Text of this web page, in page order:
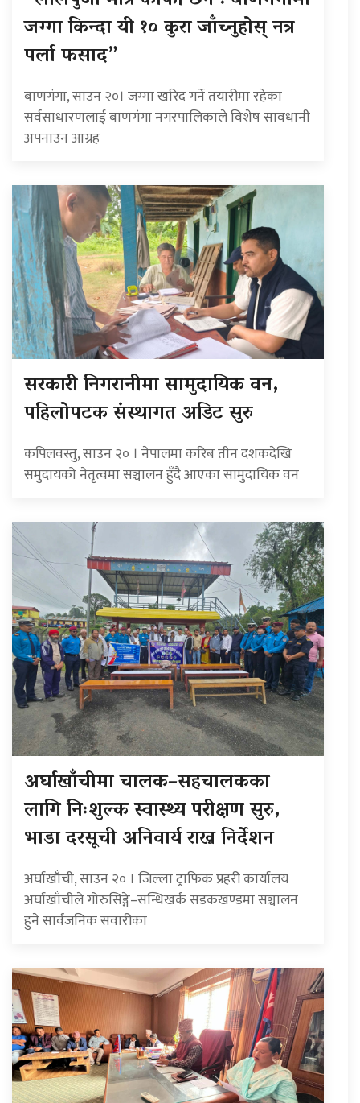
जग्गा किन्दा यी १० कुरा जाँच्नुहोस् नत्र
पर्ला फसाद”
बाणगंगा, साउन २०। जग्गा खरिद गर्ने तयारीमा रहेका
सर्वसाधारणलाई बाणगंगा नगरपालिकाले विशेष सावधानी
अपनाउन आग्रह
सरकारी निगरानीमा सामुदायिक वन,
पहिलोपटक संस्थागत अडिट सुरु
कपिलवस्तु, साउन २० । नेपालमा करिब तीन दशकदेखि
समुदायको नेतृत्वमा सञ्चालन हुँदै आएका सामुदायिक वन
अर्घाखाँचीमा चालक–सहचालकका
लागि निःशुल्क स्वास्थ्य परीक्षण सुरु,
भाडा दरसूची अनिवार्य राख्न निर्देशन
अर्घाखाँची, साउन २० । जिल्ला ट्राफिक प्रहरी कार्यालय
अर्घाखाँचीले गोरुसिङ्गे–सन्धिखर्क सडकखण्डमा सञ्चालन
हुने सार्वजनिक सवारीका